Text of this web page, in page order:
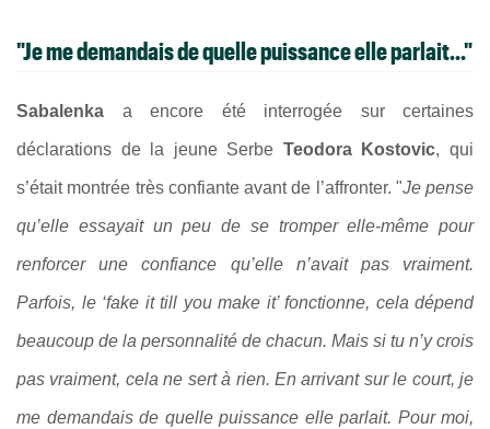
"Je me demandais de quelle puissance elle parlait..."
Sabalenka a encore été interrogée sur certaines
déclarations de la jeune Serbe Teodora Kostovic, qui
s’était montrée très confiante avant de l’affronter. "Je pense
qu’elle essayait un peu de se tromper elle-même pour
renforcer une confiance qu’elle n’avait pas vraiment.
Parfois, le ‘fake it till you make it’ fonctionne, cela dépend
beaucoup de la personnalité de chacun. Mais si tu n’y crois
pas vraiment, cela ne sert à rien. En arrivant sur le court, je
me demandais de quelle puissance elle parlait. Pour moi,